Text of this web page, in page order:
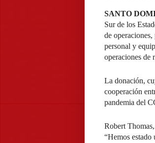
SANTO
Sur de los
de
personal y
operaciones de
La donación,
cooperación
pandemia del
Robert
“Hemos